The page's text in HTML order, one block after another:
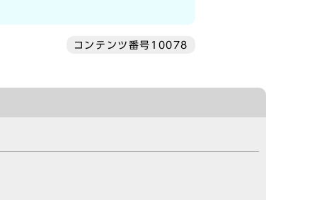
コンテンツ番号10078